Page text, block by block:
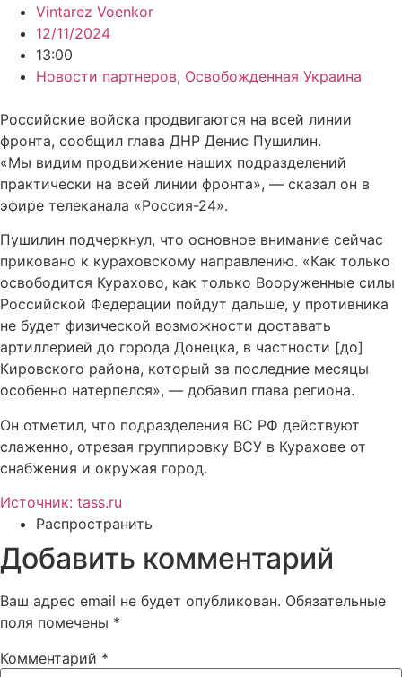
Vintarez Voenkor
12/11/2024
13:00
Новости партнеров, Освобожденная Украина
Российские войска продвигаются на всей линии
фронта, сообщил глава ДНР Денис Пушилин.
«Мы видим продвижение наших подразделений
практически на всей линии фронта», — сказал он в
эфире телеканала «Россия-24».
Пушилин подчеркнул, что основное внимание сейчас
приковано к кураховскому направлению. «Как только
освободится Курахово, как только Вооруженные силы
Российской Федерации пойдут дальше, у противника
не будет физической возможности доставать
артиллерией до города Донецка, в частности [до]
Кировского района, который за последние месяцы
особенно натерпелся», — добавил глава региона.
Он отметил, что подразделения ВС РФ действуют
слаженно, отрезая группировку ВСУ в Курахове от
снабжения и окружая город.
Источник: tass.ru
Распространить
Добавить комментарий
Ваш адрес email не будет опубликован. Обязательные
поля помечены *
Комментарий *